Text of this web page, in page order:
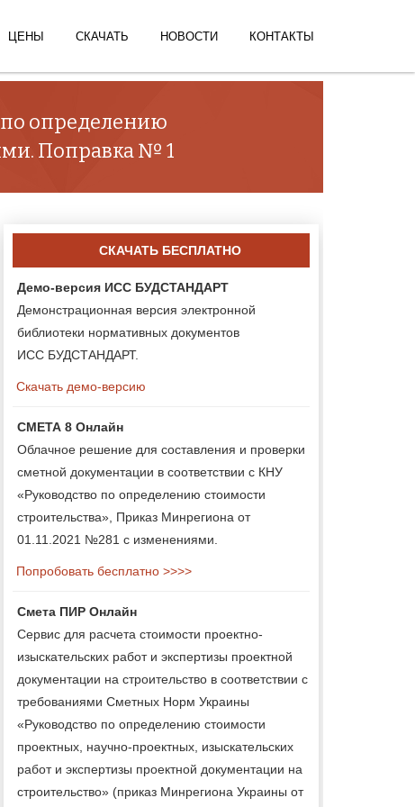
ЦЕНЫ СКАЧАТЬ НОВОСТИ КОНТАКТЫ
по определению
Поправка № 1
СКАЧАТЬ БЕСПЛАТНО
Демо-версия ИСС БУДСТАНДАРТ
Демонстрационная версия электронной
библиотеки нормативных документов
ИСС БУДСТАНДАРТ.
Скачать демо-версию
СМЕТА 8 Онлайн
Облачное решение для составления и проверки
сметной документации в соответствии с КНУ
«Руководство по определению стоимости
строительства», Приказ Минрегиона от
01.11.2021 №281 с изменениями.
Попробовать бесплатно >>>>
Смета ПИР Онлайн
Сервис для расчета стоимости проектно-
изыскательских работ и экспертизы проектной
документации на строительство в соответствии с
требованиями Сметных Норм Украины
«Руководство по определению стоимости
проектных, научно-проектных, изыскательских
работ и экспертизы проектной документации на
строительство» (приказ Минрегиона Украины от